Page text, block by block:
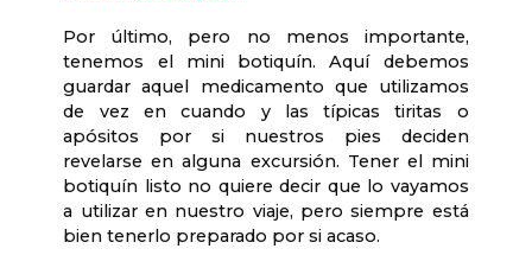
Por último, pero no menos importante,
tenemos el mini botiquín. Aquí debemos
guardar aquel medicamento que utilizamos
de vez en cuando y las típicas tiritas o
apósitos por si nuestros pies deciden
revelarse en alguna excursión. Tener el mini
botiquín listo no quiere decir que lo vayamos
a utilizar en nuestro viaje, pero siempre está
bien tenerlo preparado por si acaso.